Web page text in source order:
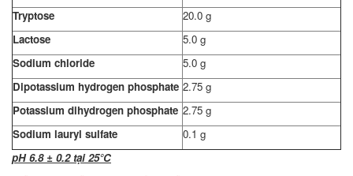
Tryptose
20.0 g
Lactose
5.0 g
Sodium chloride
5.0 g
Dipotassium hydrogen phosphate 2.75 g
Potassium dihydrogen phosphate 2.75 g
Sodium lauryl sulfate
0.1 g
pH 6.8 ± 0.2 tại 25°C